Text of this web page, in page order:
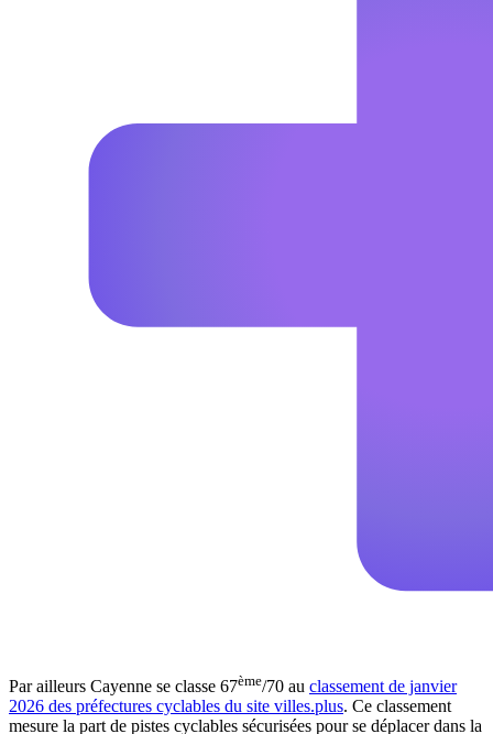
Par ailleurs Cayenne se classe 67ème/70 au classement de janvier
2026 des préfectures cyclables du site villes.plus. Ce classement
mesure la part de pistes cyclables sécurisées pour se déplacer dans la